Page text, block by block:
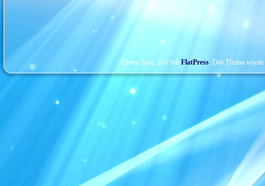
Dieser Blog läuft mit FlatPress. Das Thema